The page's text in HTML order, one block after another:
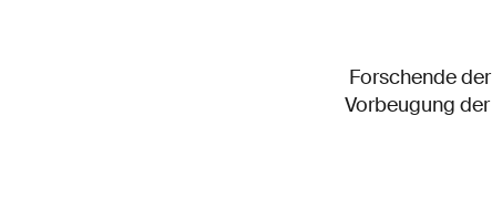
Forschende
Vorbeugung